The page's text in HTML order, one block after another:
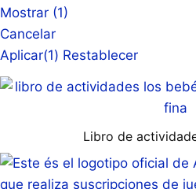
Mostrar (1)
Cancelar
Aplicar(1) Restablecer
Libro de